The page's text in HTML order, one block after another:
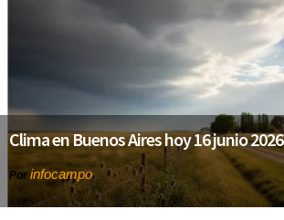
Clima en Buenos Aires hoy 16 junio 2026
Por infocampo